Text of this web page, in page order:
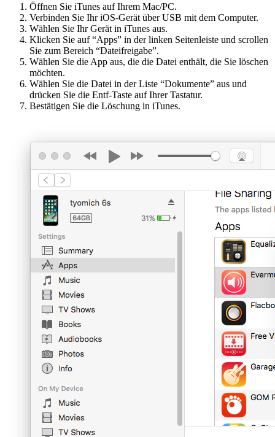
Öffnen Sie iTunes auf Ihrem Mac/PC.
Verbinden Sie Ihr iOS-Gerät über USB mit dem Computer.
Wählen Sie Ihr Gerät in iTunes aus.
Klicken Sie auf “Apps” in der linken Seitenleiste und scrollen
Sie zum Bereich “Dateifreigabe”.
Wählen Sie die App aus, die die Datei enthält, die Sie löschen
möchten.
Wählen Sie die Datei in der Liste “Dokumente” aus und
drücken Sie die Entf-Taste auf Ihrer Tastatur.
Bestätigen Sie die Löschung in iTunes.